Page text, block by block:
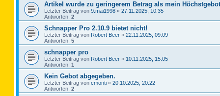
Artikel wurde zu geringerem Betrag als mein
Letzter Beitrag von 9.mai1998 « 27.11.2025, 10:35
Antworten: 2
Schnapper Pro 2.10.9 bietet nicht!
Letzter Beitrag von Robert Beer « 22.11.2025, 09:09
Antworten: 5
schnapper pro
Letzter Beitrag von Robert Beer « 10.11.2025, 15:05
Antworten: 1
Kein Gebot abgegeben.
Letzter Beitrag von cmonti « 20.10.2025, 20:22
Antworten: 2